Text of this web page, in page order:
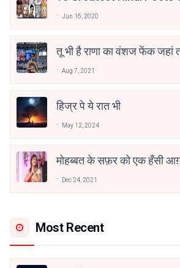
Jun 16, 2020
तू भी है राणा का वंशज फेंक जहां
Aug 7, 2021
हिज्र पे ये रात भी
May 12, 2024
मोहब्बत के सफ़र को एक हँसी
Dec 24, 2021
Most Recent